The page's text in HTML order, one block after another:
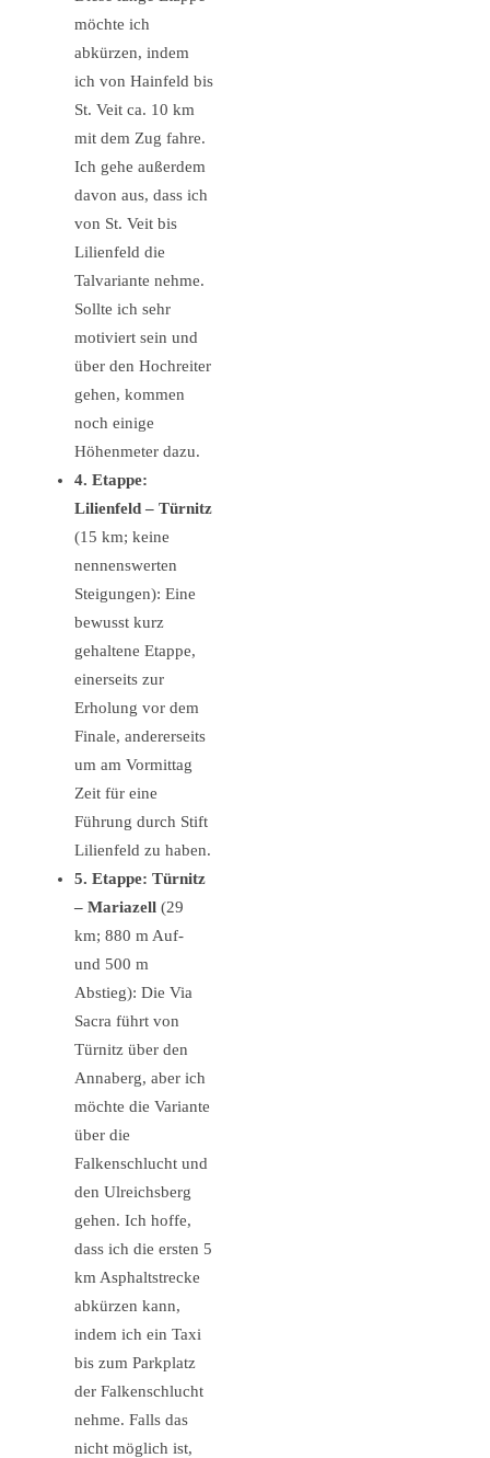
möchte ich
abkürzen, indem
ich von Hainfeld bis
St. Veit ca. 10 km
mit dem Zug fahre.
Ich gehe außerdem
davon aus, dass ich
von St. Veit bis
Lilienfeld die
Talvariante nehme.
Sollte ich sehr
motiviert sein und
über den Hochreiter
gehen, kommen
noch einige
Höhenmeter dazu.
4. Etappe:
Lilienfeld – Türnitz
(15 km; keine
nennenswerten
Steigungen): Eine
bewusst kurz
gehaltene Etappe,
einerseits zur
Erholung vor dem
Finale, andererseits
um am Vormittag
Zeit für eine
Führung durch Stift
Lilienfeld zu haben.
5. Etappe: Türnitz
– Mariazell (29
km; 880 m Auf-
und 500 m
Abstieg): Die Via
Sacra führt von
Türnitz über den
Annaberg, aber ich
möchte die Variante
über die
Falkenschlucht und
den Ulreichsberg
gehen. Ich hoffe,
dass ich die ersten 5
km Asphaltstrecke
abkürzen kann,
indem ich ein Taxi
bis zum Parkplatz
der Falkenschlucht
nehme. Falls das
nicht möglich ist,